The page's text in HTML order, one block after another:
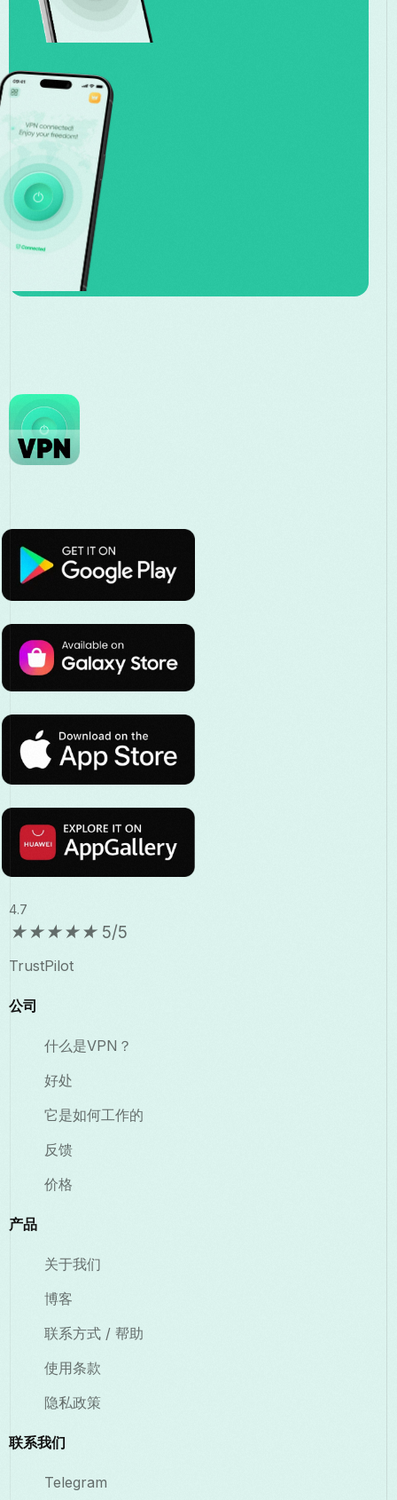
4.7
★★★★★ 5/5
TrustPilot
公司
什么是VPN？
好处
它是如何工作的
反馈
价格
产品
关于我们
博客
联系方式 / 帮助
使用条款
隐私政策
联系我们
Telegram